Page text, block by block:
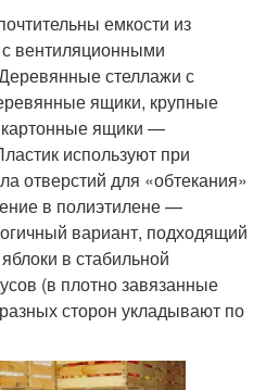
емкости из
вентиляционными
стеллажи с
ящики, крупные
ящики —
используют при
отверстий для «обтекания»
в полиэтилене —
вариант, подходящий
в стабильной
(в плотно завязанные
сторон укладывают по